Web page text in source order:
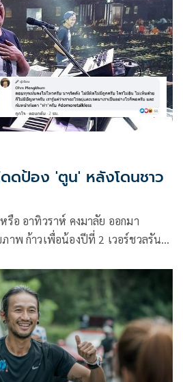
น' หลังโดนชาว
ห์ คงมาลัย ออกมา
าพ ก้าวเพื่อน้องปีที่ 2 เวอร์ชวลรัน
นานา ล่าสุด โอม เปล่งขำ มือ
กมาโพสต์ผ่านเฟซบุ๊ก Ohm
ามเห็นในเรื่องนี้ว่า